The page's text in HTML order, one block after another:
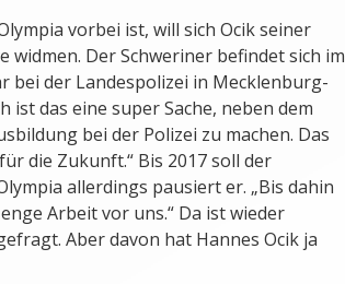
vorbei ist, will sich Ocik seiner
widmen. Der Schweriner befindet sich im
bei der Landespolizei in Mecklenburg-
ist das eine super Sache, neben dem
bei der Polizei zu machen. Das
die Zukunft.“ Bis 2017 soll der
allerdings pausiert er. „Bis dahin
Arbeit vor uns.“ Da ist wieder
Aber davon hat Hannes Ocik ja